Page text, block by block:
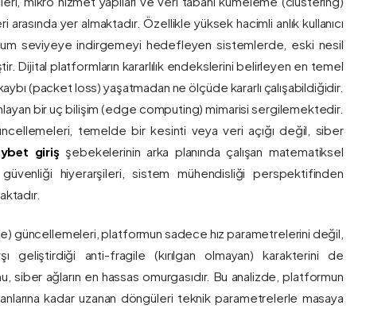
yer almaktadır. Özellikle yüksek hacimli anlık kullanıcı
seviyeye indirgemeyi hedefleyen sistemlerde, eski nesil
Dijital platformların kararlılık endekslerini belirleyen en temel
(packet loss) yaşatmadan ne ölçüde kararlı çalışabildiğidir.
bir uç bilişim (edge computing) mimarisi sergilemektedir.
güncellemeleri, temelde bir kesinti veya veri açığı değil, siber
giriş şebekelerinin arka planında çalışan matematiksel
hiyerarşileri, sistem mühendisliği perspektifinden
güncellemeleri, platformun sadece hız parametrelerini değil,
geliştirdiği anti-fragile (kırılgan olmayan) karakterini de
siber ağların en hassas omurgasıdır. Bu analizde, platformun
kadar uzanan döngüleri teknik parametrelerle masaya